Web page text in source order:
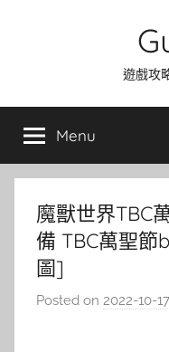
遊戲攻
Menu
魔獸世界TBC
備 TBC萬聖節
圖]
Posted on 2022-10-17